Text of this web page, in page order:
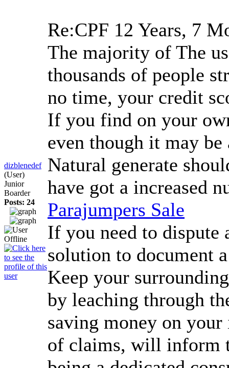
dizblenedef
(User)
Junior
Boarder
Posts: 24
Re:CPF 12 Years, 7
The majority of The
thousands of people
no time, your credit
If you find on your
even though it may
Natural generate
have got a increased
Parajumpers Sale
If you need to dispute
solution to document
Keep your
by leaching through
saving money on
of claims, will inform